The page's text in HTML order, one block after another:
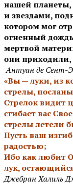
нашей планеты,
и звездами,
котором мог
огненный
мертвой
они приходили,
Антуан де Сент-
«Вы — луки, из
стрелы,
Стрелок видит
сгибает вас
стрелы летели
Пусть ваш изгиб
радостью;
Ибо как любит
лук,
Джебран Халиль